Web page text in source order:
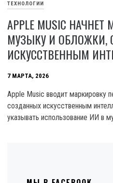
ТЕХНОЛОГИИ
APPLE MUSIC
МУЗЫКУ И ОБЛОЖКИ,
ИСКУССТВЕННЫМ
7 МАРТА, 2026
Apple Music вводит маркировку
созданных искусственным
указывать использование ИИ в